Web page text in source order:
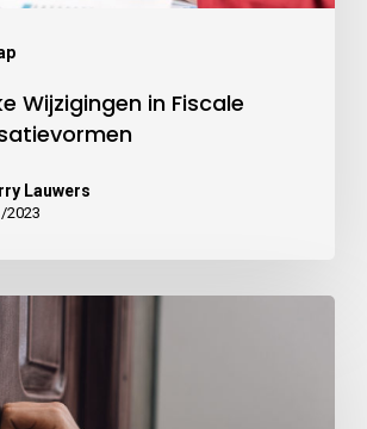
Wijzigingen in Fiscale
Lauwers
2023